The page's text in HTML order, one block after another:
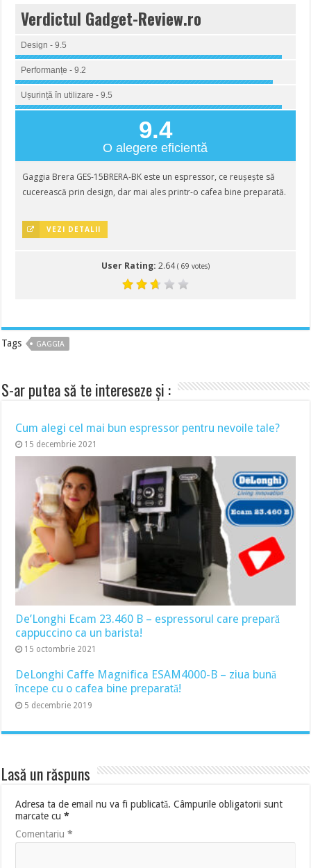
Verdictul Gadget-Review.ro
Design - 9.5
Performanțe - 9.2
Ușurință în utilizare - 9.5
9.4
O alegere eficientă
Gaggia Brera GES-15BRERA-BK este un espressor, ce reușește să
cucerească prin design, dar mai ales printr-o cafea bine preparată.
VEZI DETALII
User Rating: 2.64 ( 69 votes)
Tags GAGGIA
S-ar putea să te intereseze și :
Cum alegi cel mai bun espressor pentru nevoile tale?
15 decembrie 2021
De’Longhi Ecam 23.460 B – espressorul care prepară
cappuccino ca un barista!
15 octombrie 2021
DeLonghi Caffe Magnifica ESAM4000-B – ziua bună
începe cu o cafea bine preparată!
5 decembrie 2019
Lasă un răspuns
Adresa ta de email nu va fi publicată. Câmpurile obligatorii sunt
marcate cu*
Comentariu*